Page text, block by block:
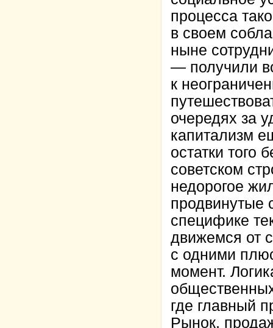
процесса
в своем
ныне
— получили
к
очередях за
капитализм
остатки того
советском
недорогое
продвинутые
специфике
движемся от
с одними
момент.
где главный
Рынок,